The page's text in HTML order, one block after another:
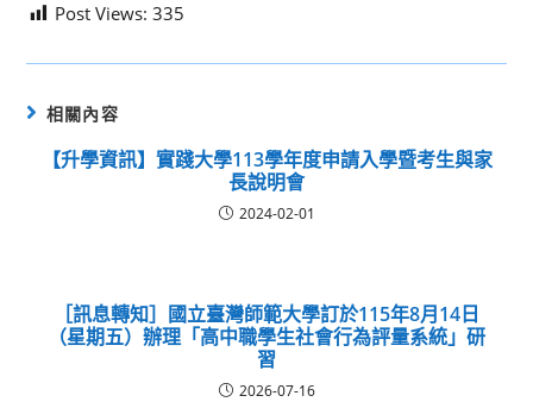
Post Views: 335
相關內容
【升學資訊】實踐大學113學年度申請入學暨考生與家
長說明會
2024-02-01
［訊息轉知］國立臺灣師範大學訂於115年8月14日
（星期五）辦理「高中職學生社會行為評量系統」研
習
2026-07-16